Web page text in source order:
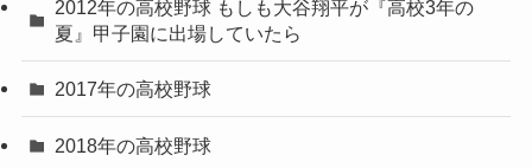
2012年の高校野球 もしも大谷翔平が『高校3年の
夏』甲子園に出場していたら
2017年の高校野球
2018年の高校野球